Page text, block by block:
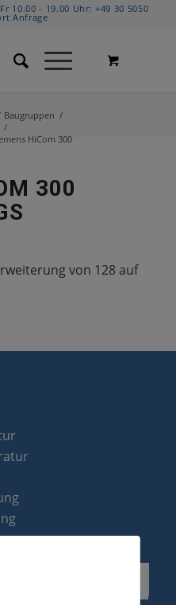
10.00 - 19.00 Uhr:+49 30 5050
Anfrage
Baugruppen /
/
HiCom 300
300
von 128 auf